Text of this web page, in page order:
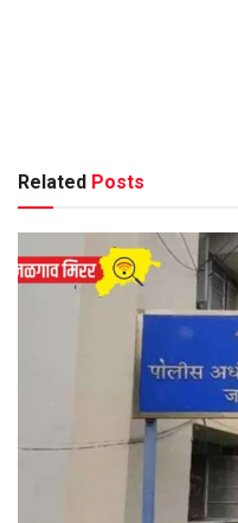
Related Posts